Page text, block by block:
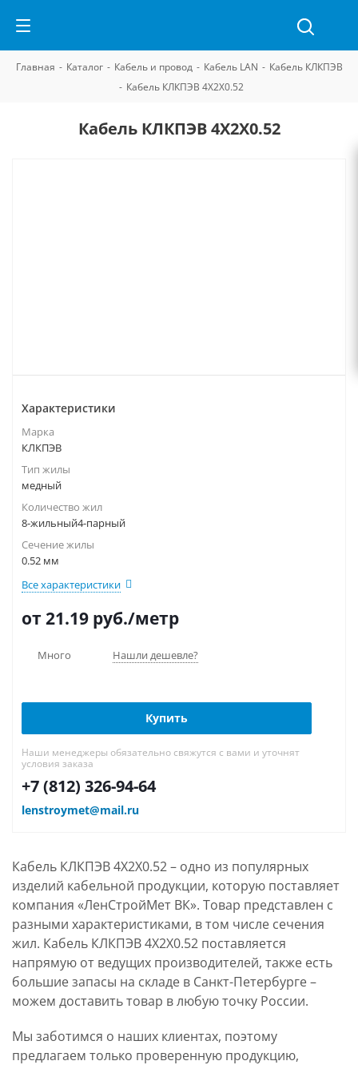
Главная - Каталог - Кабель и провод - Кабель LAN - Кабель КЛКПЭВ
- Кабель КЛКПЭВ 4Х2Х0.52
Кабель КЛКПЭВ 4Х2Х0.52
Характеристики
Марка
КЛКПЭВ
Тип жилы
медный
Количество жил
8-жильный4-парный
Сечение жилы
0.52 мм
Все характеристики
от 21.19 руб./метр
Много Нашли дешевле?
Купить
Наши менеджеры обязательно свяжутся с вами и уточнят
условия заказа
+7 (812) 326-94-64
lenstroymet@mail.ru
Кабель КЛКПЭВ 4Х2Х0.52 – одно из популярных
изделий кабельной продукции, которую поставляет
компания «ЛенСтройМет ВК». Товар представлен с
разными характеристиками, в том числе сечения
жил. Кабель КЛКПЭВ 4Х2Х0.52 поставляется
напрямую от ведущих производителей, также есть
большие запасы на складе в Санкт-Петербурге –
можем доставить товар в любую точку России.
Мы заботимся о наших клиентах, поэтому
предлагаем только проверенную продукцию,